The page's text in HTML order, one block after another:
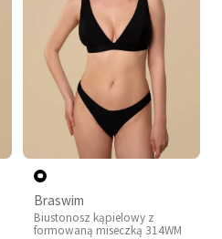
Braswim
Biustonosz kąpielowy z
formowaną miseczką 314WM